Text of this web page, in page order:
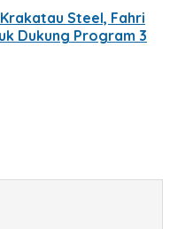
Steel, Fahri
Dukung Program 3